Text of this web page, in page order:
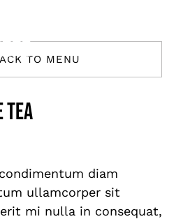
TO MENU
diam
ullamcorper sit
mi nulla in consequat,